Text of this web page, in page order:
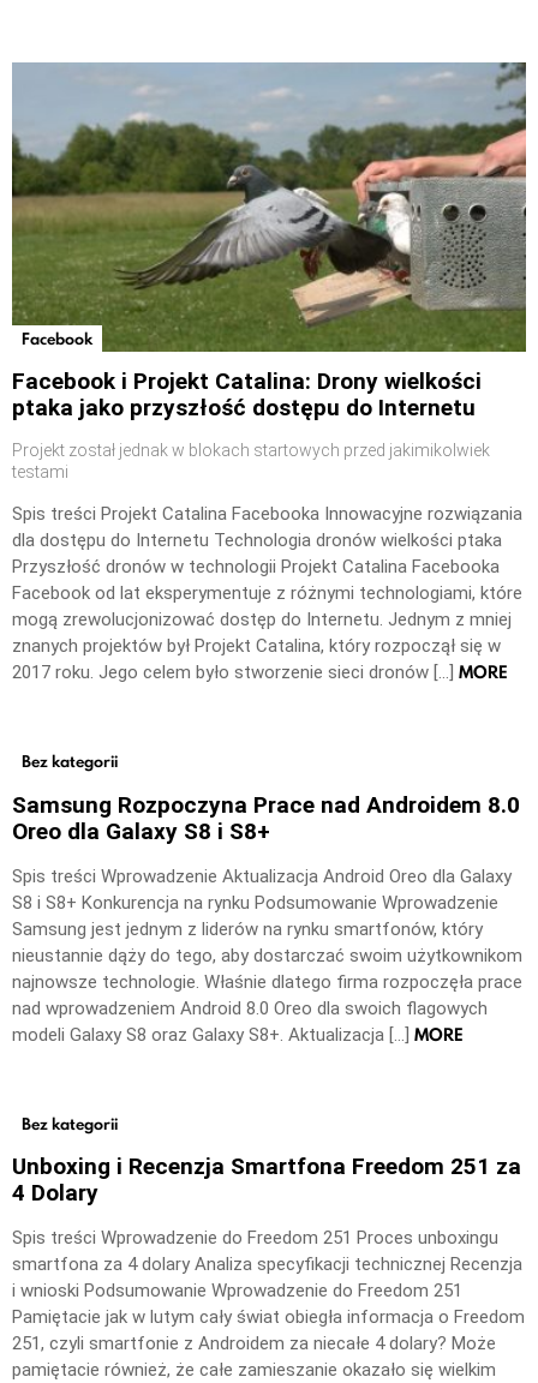
Facebook
Facebook i Projekt Catalina: Drony wielkości
ptaka jako przyszłość dostępu do Internetu
Projekt został jednak w blokach startowych przed jakimikolwiek
testami
Spis treści Projekt Catalina Facebooka Innowacyjne rozwiązania
dla dostępu do Internetu Technologia dronów wielkości ptaka
Przyszłość dronów w technologii Projekt Catalina Facebooka
Facebook od lat eksperymentuje z różnymi technologiami, które
mogą zrewolucjonizować dostęp do Internetu. Jednym z mniej
znanych projektów był Projekt Catalina, który rozpoczął się w
2017 roku. Jego celem było stworzenie sieci dronów […] MORE
Bez kategorii
Samsung Rozpoczyna Prace nad Androidem 8.0
Oreo dla Galaxy S8 i S8+
Spis treści Wprowadzenie Aktualizacja Android Oreo dla Galaxy
S8 i S8+ Konkurencja na rynku Podsumowanie Wprowadzenie
Samsung jest jednym z liderów na rynku smartfonów, który
nieustannie dąży do tego, aby dostarczać swoim użytkownikom
najnowsze technologie. Właśnie dlatego firma rozpoczęła prace
nad wprowadzeniem Android 8.0 Oreo dla swoich flagowych
modeli Galaxy S8 oraz Galaxy S8+. Aktualizacja […] MORE
Bez kategorii
Unboxing i Recenzja Smartfona Freedom 251 za
4 Dolary
Spis treści Wprowadzenie do Freedom 251 Proces unboxingu
smartfona za 4 dolary Analiza specyfikacji technicznej Recenzja
i wnioski Podsumowanie Wprowadzenie do Freedom 251
Pamiętacie jak w lutym cały świat obiegła informacja o Freedom
251, czyli smartfonie z Androidem za niecałe 4 dolary? Może
pamiętacie również, że całe zamieszanie okazało się wielkim